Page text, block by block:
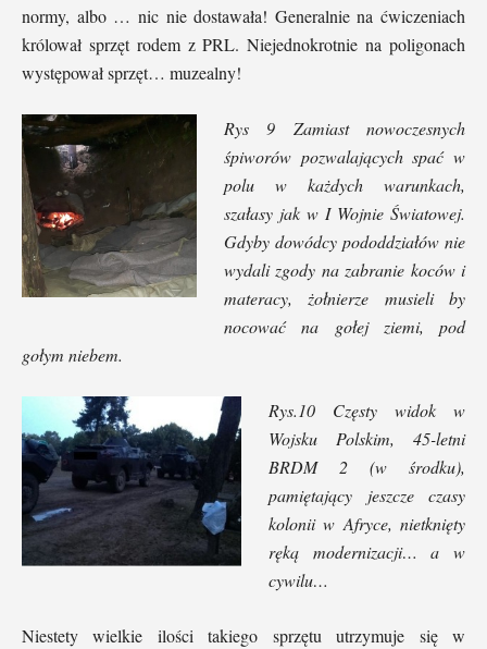
normy, albo … nic nie dostawała! Generalnie na ćwiczeniach
królował sprzęt rodem z PRL. Niejednokrotnie na poligonach
występował sprzęt… muzealny!
Rys 9 Zamiast nowoczesnych
śpiworów pozwalających spać w
polu w każdych warunkach,
szałasy jak w I Wojnie Światowej.
Gdyby dowódcy pododdziałów nie
wydali zgody na zabranie koców i
materacy, żołnierze musieli by
nocować na gołej ziemi, pod
gołym niebem.
Rys.10 Częsty widok w
Wojsku Polskim, 45-letni
BRDM 2 (w środku),
pamiętający jeszcze czasy
kolonii w Afryce, nietknięty
ręką modernizacji… a w
cywilu…
Niestety wielkie ilości takiego sprzętu utrzymuje się w